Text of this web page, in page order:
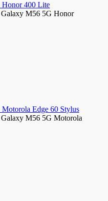
Honor 400 Lite
Galaxy M56 5G Honor
Edge 60 Stylus
M56 5G Motorola